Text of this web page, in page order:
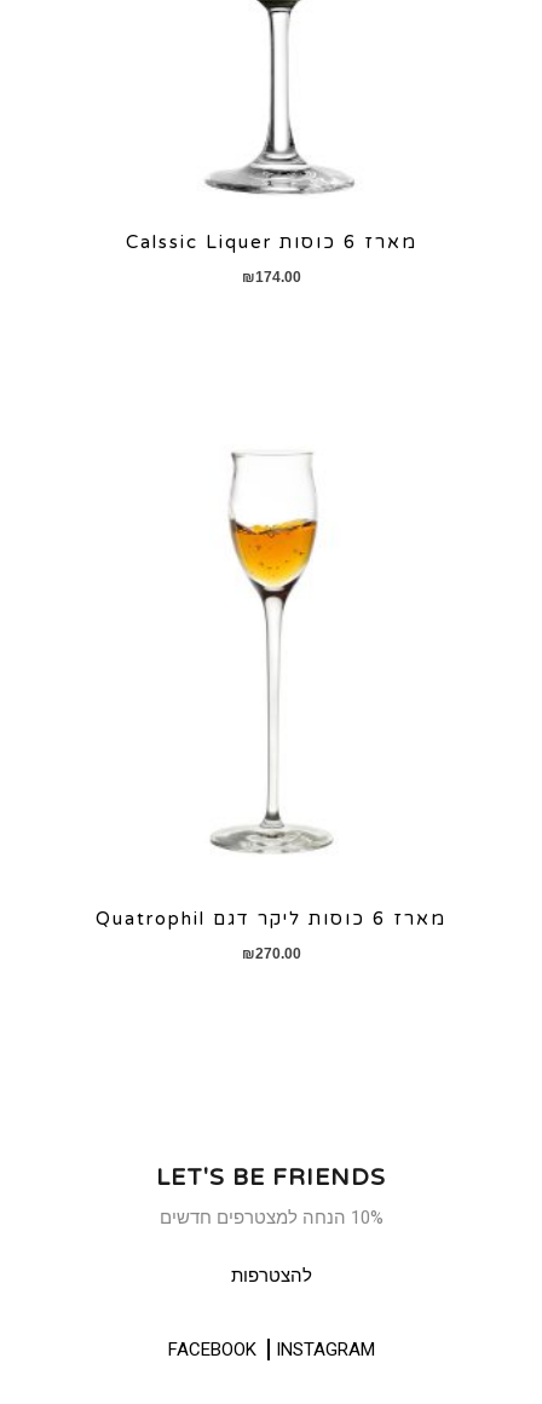
מארז 6 כוסות Calssic Liquer
₪174.00
מארז 6 כוסות ליקר דגם Quatrophil
₪270.00
LET'S BE FRIENDS
10% הנחה למצטרפים חדשים
להצטרפות
FACEBOOK INSTAGRAM